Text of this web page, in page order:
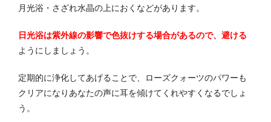
月光浴・さざれ水晶の上におくなどがあります。
日光浴は紫外線の影響で色抜けする場合があるので、避ける
ようにしましょう。
定期的に浄化してあげることで、ローズクォーツのパワーも
クリアになりあなたの声に耳を傾けてくれやすくなるでしょ
う。